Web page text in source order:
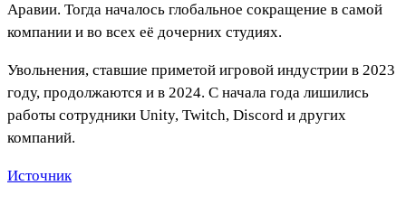
Аравии. Тогда началось глобальное сокращение в самой
компании и во всех её дочерних студиях.
Увольнения, ставшие приметой игровой индустрии в 2023
году, продолжаются и в 2024. С начала года лишились
работы сотрудники Unity, Twitch, Discord и других
компаний.
Источник